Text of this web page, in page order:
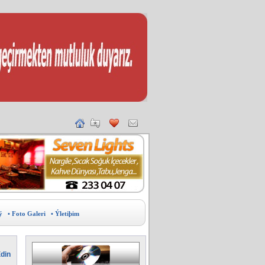
• Foto Galeri • Ýletiþim